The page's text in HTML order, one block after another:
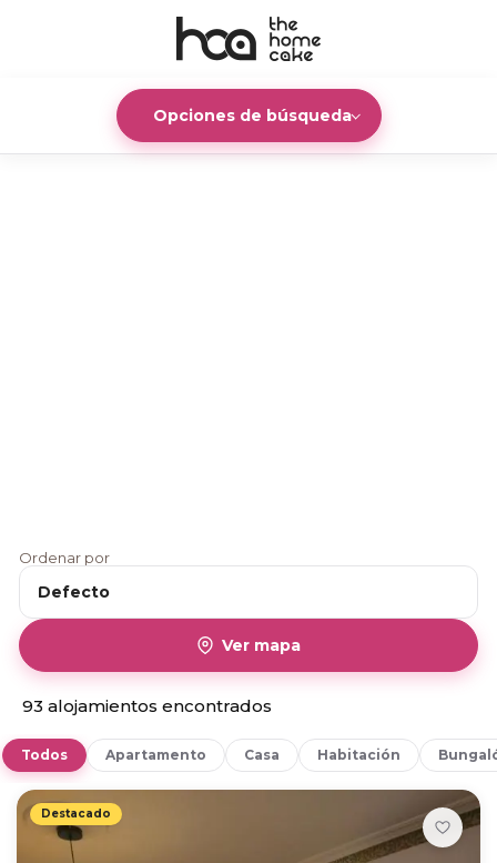
Opciones de búsqueda
93 alojamientos encontrados
Ordenar por
Defecto
Ver mapa
Todos Apartamento Casa Habitación